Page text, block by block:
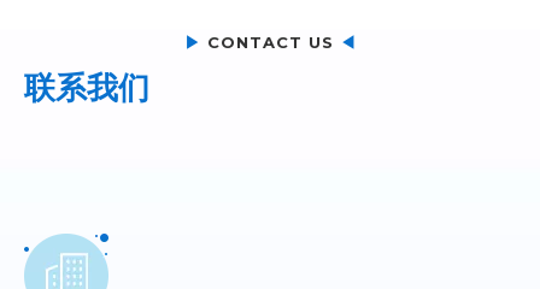
▶ CONTACT US ◀
联系我们